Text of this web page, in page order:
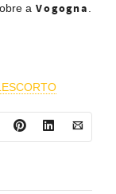
a Vogogna.